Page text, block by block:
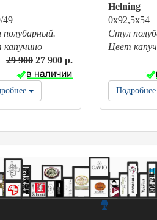
49
29 90027 900 р.
Helning
0х92,5х54
Стул
Цвет
Подробнее